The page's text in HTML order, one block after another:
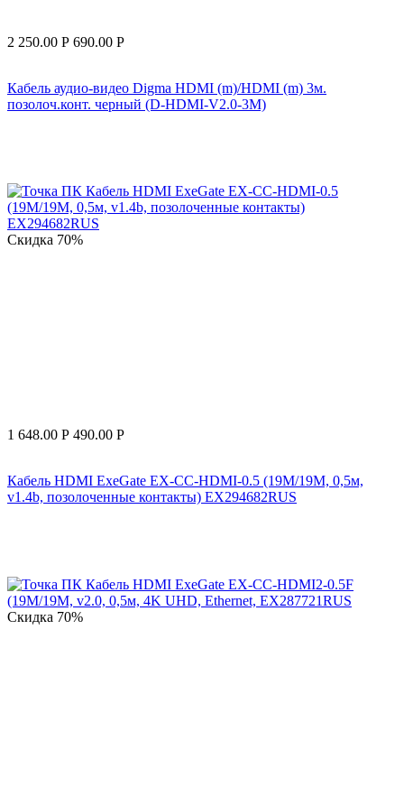
2 250.00 Р 690.00 Р
Кабель аудио-видео Digma HDMI (m)/HDMI (m) 3м.
позолоч.конт. черный (D-HDMI-V2.0-3M)
Скидка 70%
1 648.00 Р 490.00 Р
Кабель HDMI ExeGate EX-CC-HDMI-0.5 (19M/19M, 0,5м,
v1.4b, позолоченные контакты) EX294682RUS
Скидка 70%